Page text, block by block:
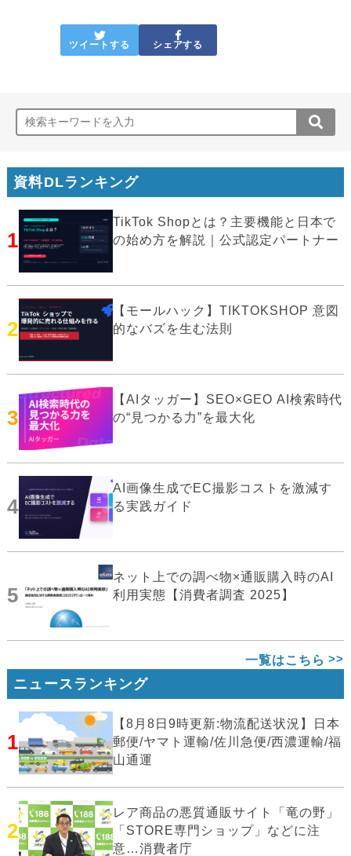
ツイートする シェアする
資料DLランキング
1
TikTok Shopとは？主要機能と日本で
の始め方を解説｜公式認定パートナー
2
【モールハック】TIKTOKSHOP 意図
的なバズを生む法則
3
【AIタッガー】SEO×GEO AI検索時代
の“見つかる力”を最大化
4
AI画像生成でEC撮影コストを激減す
る実践ガイド
5
ネット上での調べ物×通販購入時のAI
利用実態【消費者調査 2025】
一覧はこちら
ニュースランキング
1
【8月8日9時更新:物流配送状況】日本
郵便/ヤマト運輸/佐川急便/西濃運輸/福
山通運
2
レア商品の悪質通販サイト「竜の野」
「STORE専門ショップ」などに注
意…消費者庁